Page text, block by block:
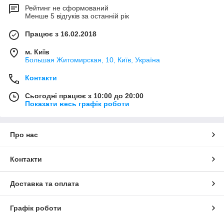
Рейтинг не сформований
Менше 5 відгуків за останній рік
Працює з 16.02.2018
м. Київ
Большая Житомирская, 10, Київ, Україна
Контакти
Сьогодні працює з 10:00 до 20:00
Показати весь графік роботи
Про нас
Контакти
Доставка та оплата
Графік роботи